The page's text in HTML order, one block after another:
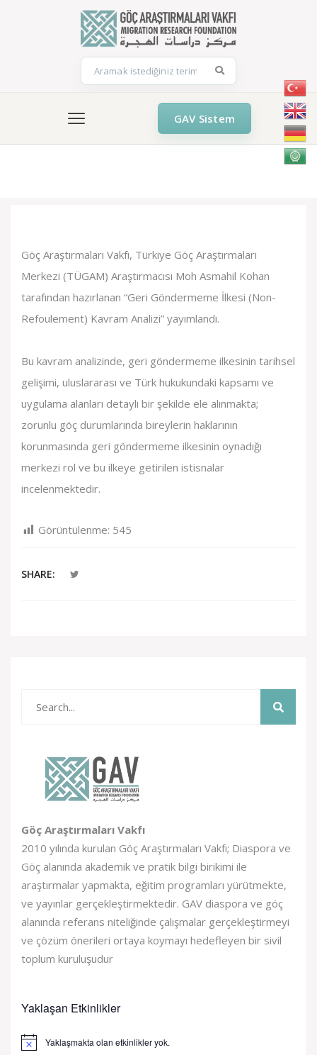
GAV Sistem
Geri Göndermeme İlkesi (Non-Refoulement) Kavram Analizi
Göç Araştırmaları Vakfı, Türkiye Göç Araştırmaları
Merkezi (TÜGAM) Araştırmacısı Moh Asmahil Kohan
tarafından hazırlanan “Geri Göndermeme İlkesi (Non-
Refoulement) Kavram Analizi” yayımlandı.
Bu kavram analizinde, geri göndermeme ilkesinin tarihsel
gelişimi, uluslararası ve Türk hukukundaki kapsamı ve
uygulama alanları detaylı bir şekilde ele alınmakta;
zorunlu göç durumlarında bireylerin haklarının
korunmasında geri göndermeme ilkesinin oynadığı
merkezi rol ve bu ilkeye getirilen istisnalar
incelenmektedir.
Görüntülenme: 545
SHARE:
Göç Araştırmaları Vakfı
2010 yılında kurulan Göç Araştırmaları Vakfı; Diaspora ve
Göç alanında akademik ve pratik bilgi birikimi ile
araştırmalar yapmakta, eğitim programları yürütmekte,
ve yayınlar gerçekleştirmektedir. GAV diaspora ve göç
alanında referans niteliğinde çalışmalar gerçekleştirmeyi
ve çözüm önerileri ortaya koymayı hedefleyen bir sivil
toplum kuruluşudur
Yaklaşan Etkinlikler
Notice Yaklaşmakta olan etkinlikler yok.